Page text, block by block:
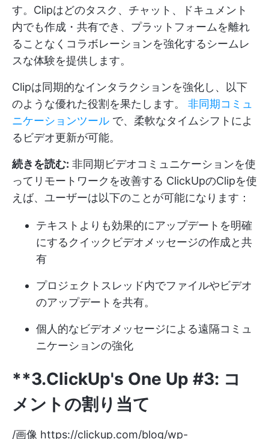
す。Clipはどのタスク、チャット、ドキュメント
内でも作成・共有でき、プラットフォームを離れ
ることなくコラボレーションを強化するシームレ
スな体験を提供します。
Clipは同期的なインタラクションを強化し、以下
のような優れた役割を果たします。 非同期コミュ
ニケーションツール で、柔軟なタイムシフトによ
るビデオ更新が可能。
続きを読む: 非同期ビデオコミュニケーションを使
ってリモートワークを改善する ClickUpのClipを使
えば、ユーザーは以下のことが可能になります：
テキストよりも効果的にアップデートを明確
にするクイックビデオメッセージの作成と共
有
プロジェクトスレッド内でファイルやビデオ
のアップデートを共有。
個人的なビデオメッセージによる遠隔コミュ
ニケーションの強化
**3.ClickUp's One Up #3: コ
メントの割り当て
/画像 https://clickup.com/blog/wp-